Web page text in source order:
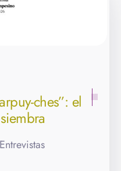
ches”: el
Entrevistas